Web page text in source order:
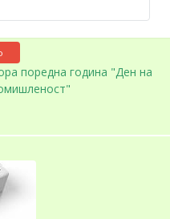
поредна година "Ден на